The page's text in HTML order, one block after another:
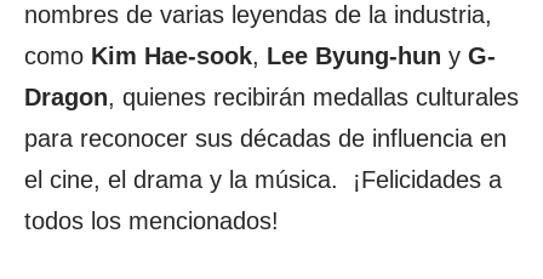
nombres de varias leyendas de la industria,
como Kim Hae-sook, Lee Byung-hun y G-
Dragon, quienes recibirán medallas culturales
para reconocer sus décadas de influencia en
el cine, el drama y la música. ¡Felicidades a
todos los mencionados!